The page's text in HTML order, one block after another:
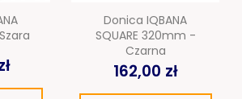
Donica IQBANA
SQUARE 320mm -
Czarna
162,00 zł